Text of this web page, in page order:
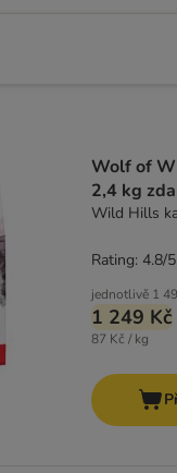
Wolf of
2,4 kg
Wild Hills
jednotlivě 1
1 249 Kč
87 Kč / kg
Rating: 4.8/5